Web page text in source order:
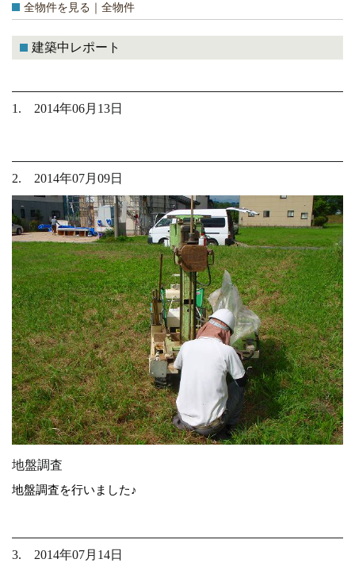
全物件を見る｜全物件
建築中レポート
1. 2014年06月13日
2. 2014年07月09日
地盤調査
地盤調査を行いました♪
3. 2014年07月14日